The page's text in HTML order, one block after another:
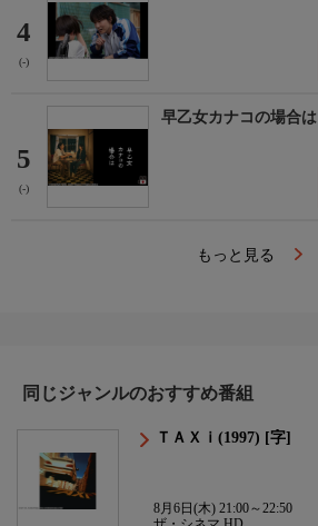
4
(-)
5
(-)
早乙女カナコの場合は
もっと見る
同じジャンルのおすすめ番組
ＴＡＸｉ(1997) [字]
8月6日(木) 21:00～22:50